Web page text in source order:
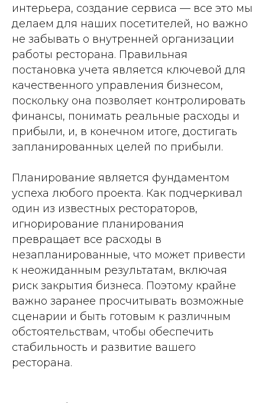
интерьера, создание сервиса — все это мы
делаем для наших посетителей, но важно
не забывать о внутренней организации
работы ресторана. Правильная
постановка учета является ключевой для
качественного управления бизнесом,
поскольку она позволяет контролировать
финансы, понимать реальные расходы и
прибыли, и, в конечном итоге, достигать
запланированных целей по прибыли.
Планирование является фундаментом
успеха любого проекта. Как подчеркивал
один из известных рестораторов,
игнорирование планирования
превращает все расходы в
незапланированные, что может привести
к неожиданным результатам, включая
риск закрытия бизнеса. Поэтому крайне
важно заранее просчитывать возможные
сценарии и быть готовым к различным
обстоятельствам, чтобы обеспечить
стабильность и развитие вашего
ресторана.